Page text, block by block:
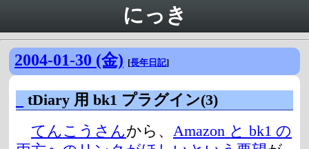
にっき
2004-01-30 (金) [長年日記]
tDiary 用 bk1 プラグイン(3)
てんこうさんから、 Amazon と bk1 の